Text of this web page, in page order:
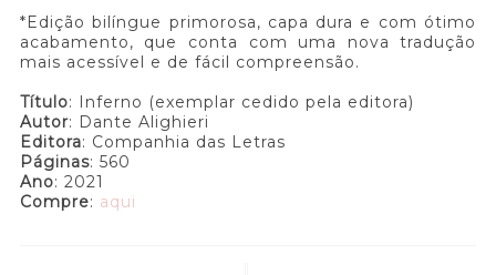
*Edição bilíngue primorosa, capa dura e com ótimo
acabamento, que conta com uma nova tradução
mais acessível e de fácil compreensão.
Título: Inferno (exemplar cedido pela editora)
Autor: Dante Alighieri
Editora: Companhia das Letras
Páginas: 560
Ano: 2021
Compre: aqui